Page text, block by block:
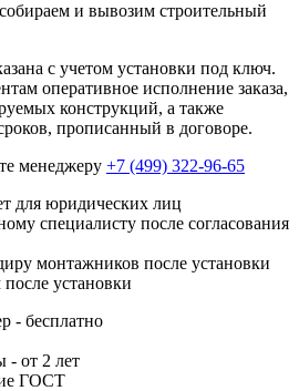
и вывозим строительный
с учетом установки под ключ.
оперативное исполнение заказа,
конструкций, а также
прописанный в договоре.
менеджеру +7 (499) 322-96-65
для юридических лиц
специалисту после согласования
монтажников после установки
установки
- бесплатно
- от 2 лет
ГОСТ